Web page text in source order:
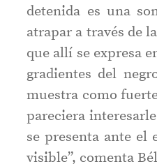
detenida es una
atrapar a través de
que allí se expresa
gradientes del
muestra como
pareciera
se presenta ante el
visible”, comenta